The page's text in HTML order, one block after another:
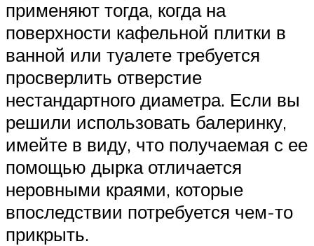
применяют тогда, когда на
поверхности кафельной плитки в
ванной или туалете требуется
просверлить отверстие
нестандартного диаметра. Если вы
решили использовать балеринку,
имейте в виду, что получаемая с ее
помощью дырка отличается
неровными краями, которые
впоследствии потребуется чем-то
прикрыть.